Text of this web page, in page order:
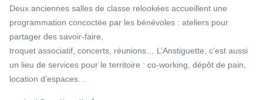
Deux anciennes salles de classe relookées accueillent une
programmation concoctée par les bénévoles : ateliers pour
partager des savoir-faire,
troquet associatif, concerts, réunions… L’Anstiguette, c’est aussi
un lieu de services pour le territoire : co-working, dépôt de pain,
location d’espaces…